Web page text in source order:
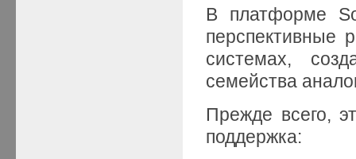
В платформе
перспективные
системах,
семейства
Прежде всего,
поддержка: